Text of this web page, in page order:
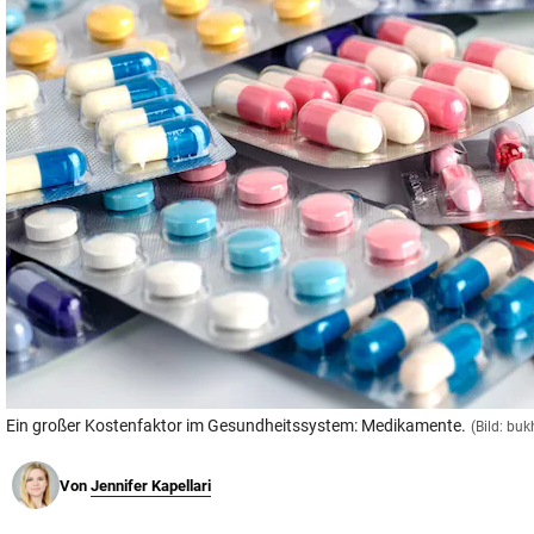
© Krone Multimedia GmbH & Co KG 2026
Muthgasse 2, 1190 Wien
Ein großer Kostenfaktor im Gesundheitssystem: Medikamente. (Bild:
Von Jennifer Kapellari